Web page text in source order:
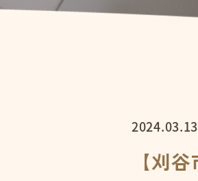
2024.03.13
【刈